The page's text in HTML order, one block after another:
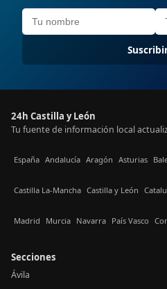
24h Castilla y León
Tu fuente de información local
España Andalucía Aragón Asturias
Castilla La-Mancha Castilla y León
Madrid Murcia Navarra País Vasco
Secciones
Ávila